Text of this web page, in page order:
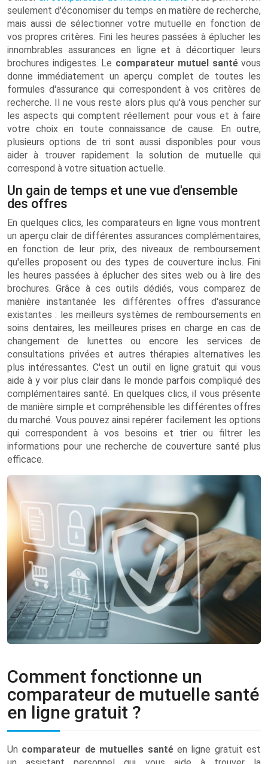
seulement d'économiser du temps en matière de recherche,
mais aussi de sélectionner votre mutuelle en fonction de
vos propres critères. Fini les heures passées à éplucher les
innombrables assurances en ligne et à décortiquer leurs
brochures indigestes. Le comparateur mutuel santé vous
donne immédiatement un aperçu complet de toutes les
formules d'assurance qui correspondent à vos critères de
recherche. Il ne vous reste alors plus qu'à vous pencher sur
les aspects qui comptent réellement pour vous et à faire
votre choix en toute connaissance de cause. En outre,
plusieurs options de tri sont aussi disponibles pour vous
aider à trouver rapidement la solution de mutuelle qui
correspond à votre situation actuelle.
Un gain de temps et une vue d'ensemble
des offres
En quelques clics, les comparateurs en ligne vous montrent
un aperçu clair de différentes assurances complémentaires,
en fonction de leur prix, des niveaux de remboursement
qu'elles proposent ou des types de couverture inclus. Fini
les heures passées à éplucher des sites web ou à lire des
brochures. Grâce à ces outils dédiés, vous comparez de
manière instantanée les différentes offres d'assurance
existantes : les meilleurs systèmes de remboursements en
soins dentaires, les meilleures prises en charge en cas de
changement de lunettes ou encore les services de
consultations privées et autres thérapies alternatives les
plus intéressantes. C'est un outil en ligne gratuit qui vous
aide à y voir plus clair dans le monde parfois compliqué des
complémentaires santé. En quelques clics, il vous présente
de manière simple et compréhensible les différentes offres
du marché. Vous pouvez ainsi repérer facilement les options
qui correspondent à vos besoins et trier ou filtrer les
informations pour une recherche de couverture santé plus
efficace.
Comment fonctionne un
comparateur de mutuelle santé
en ligne gratuit ?
Un comparateur de mutuelles santéen ligne gratuit est